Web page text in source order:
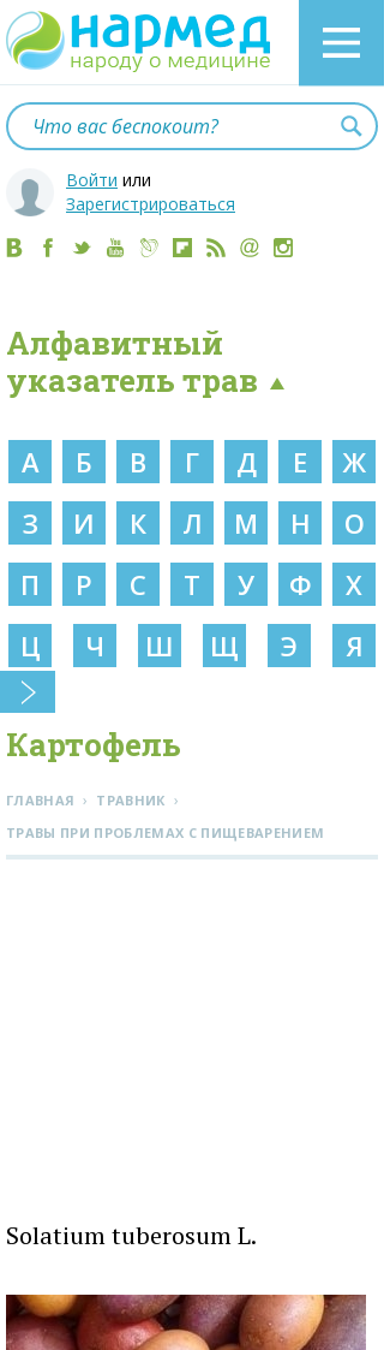
Войти или
Зарегистрироваться
Алфавитный
указатель трав
А Б В Г Д Е
Ж
З
И К Л М Н
О
П
Р С Т У Ф
Х
Ц
Ч Ш Щ Э Я
Картофель
ГЛАВНАЯ › ТРАВНИК ›
ТРАВЫ ПРИ ПРОБЛЕМАХ С ПИЩЕВАРЕНИЕМ
Solatium tuberosum L.